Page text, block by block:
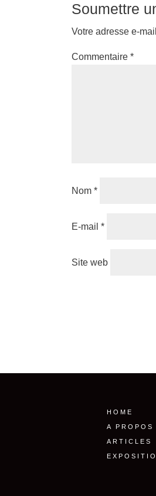
Soumettre
Votre adresse e-
Commentaire *
Nom *
E-mail *
Site web
HOME
A PROPOS
ARTICLES